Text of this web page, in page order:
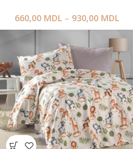
660,00 MDL – 930,00 MDL